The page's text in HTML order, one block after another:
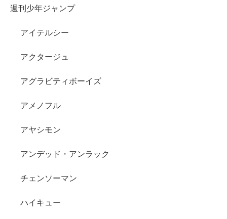
週刊少年ジャンプ
アイテルシー
アクタージュ
アグラビティボーイズ
アメノフル
アヤシモン
アンデッド・アンラック
チェンソーマン
ハイキュー